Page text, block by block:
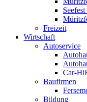
Freizeit
Wirtschaft
Autoservice
Car-
Baufirmen
Bildung